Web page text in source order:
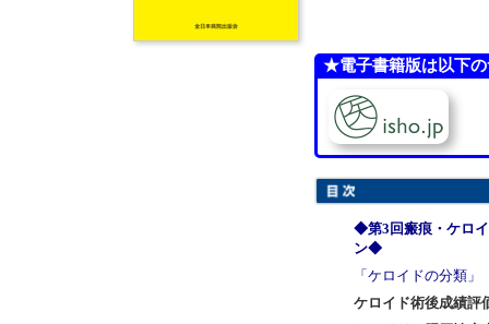
★電子書籍版は以下
◆第3回瘢痕・ケロ
ン◆
「ケロイドの分類」
ケロイド術後成績評